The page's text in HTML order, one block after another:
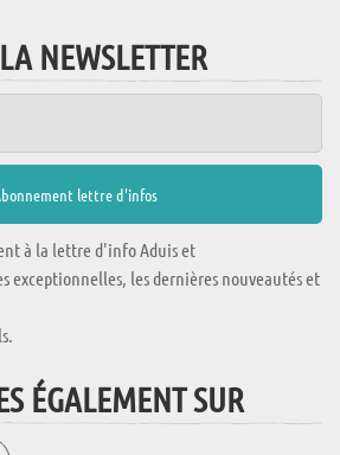
NEWSLETTER
à la lettre d'info Aduis et
exceptionnelles, les dernières nouveautés et
ÉGALEMENT SUR